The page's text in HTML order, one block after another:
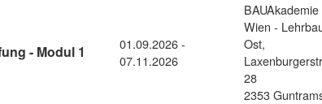
- Modul 1
Baumeister*innenbefähigungsprüfung - Modul 1
01.09.2026 -
07.11.2026
BAUAkademie
Wien -
Ost,
28
2353